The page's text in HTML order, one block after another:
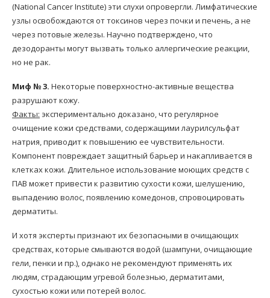
(National Cancer Institute) эти слухи опровергли. Лимфатические
узлы освобождаются от токсинов через почки и печень, а не
через потовые железы. Научно подтверждено, что
дезодоранты могут вызвать только аллергические реакции,
но не рак.
Миф № 3. Некоторые поверхностно-активные вещества
разрушают кожу.
Факты: экспериментально доказано, что регулярное
очищение кожи средствами, содержащими лаурилсульфат
натрия, приводит к повышению ее чувствительности.
Компонент повреждает защитный барьер и накапливается в
клетках кожи. Длительное использование моющих средств с
ПАВ может привести к развитию сухости кожи, шелушению,
выпадению волос, появлению комедонов, спровоцировать
дерматиты.
И хотя эксперты признают их безопасными в очищающих
средствах, которые смываются водой (шампуни, очищающие
гели, пенки и пр.), однако не рекомендуют применять их
людям, страдающим угревой болезнью, дерматитами,
сухостью кожи или потерей волос.